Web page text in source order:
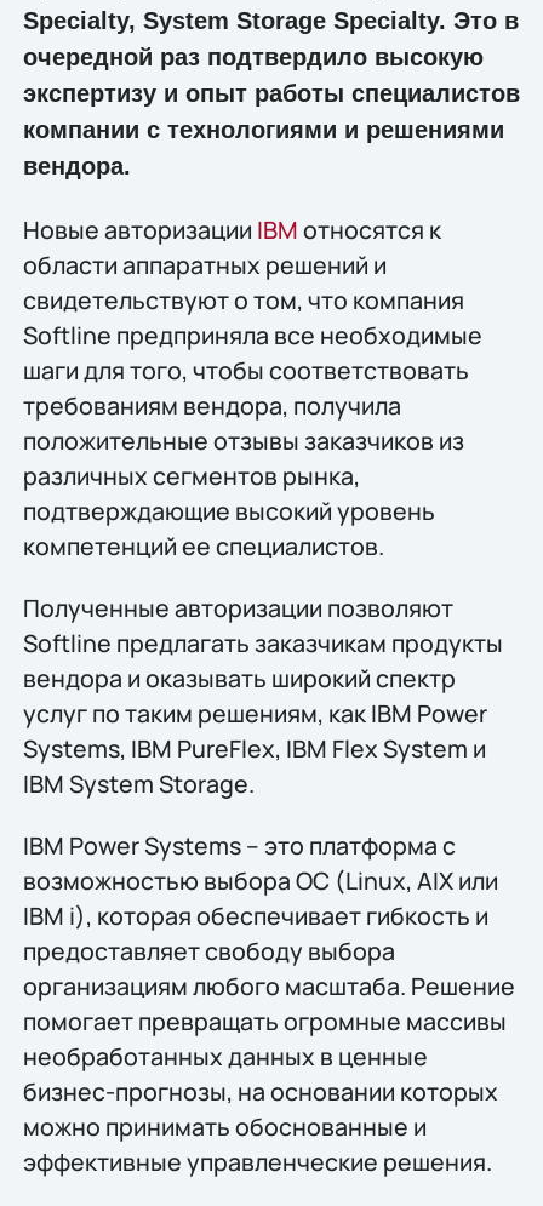
Specialty, System Storage Specialty. Это в
очередной раз подтвердило высокую
экспертизу и опыт работы специалистов
компании с технологиями и решениями
вендора.
Новые авторизации IBMотносятся к
области аппаратных решений и
свидетельствуют о том, что компания
Softline предприняла все необходимые
шаги для того, чтобы соответствовать
требованиям вендора, получила
положительные отзывы заказчиков из
различных сегментов рынка,
подтверждающие высокий уровень
компетенций ее специалистов.
Полученные авторизации позволяют
Softline предлагать заказчикам продукты
вендора и оказывать широкий спектр
услуг по таким решениям, как IBM Power
Systems, IBM PureFlex, IBM Flex System и
IBM System Storage.
IBM Power Systems – это платформа с
возможностью выбора ОС (Linux, AIX или
IBM i), которая обеспечивает гибкость и
предоставляет свободу выбора
организациям любого масштаба. Решение
помогает превращать огромные массивы
необработанных данных в ценные
бизнес-прогнозы, на основании которых
можно принимать обоснованные и
эффективные управленческие решения.